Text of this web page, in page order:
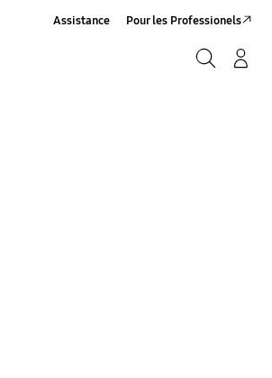
Assistance Pour les Professionels